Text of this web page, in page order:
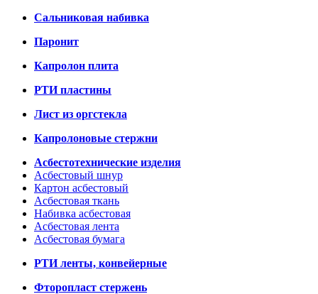
Сальниковая набивка
Паронит
Капролон плита
РТИ пластины
Лист из оргстекла
Капролоновые стержни
Асбестотехнические изделия
Асбестовый шнур
Картон асбестовый
Асбестовая ткань
Набивка асбестовая
Асбестовая лента
Асбестовая бумага
РТИ ленты, конвейерные
Фторопласт стержень